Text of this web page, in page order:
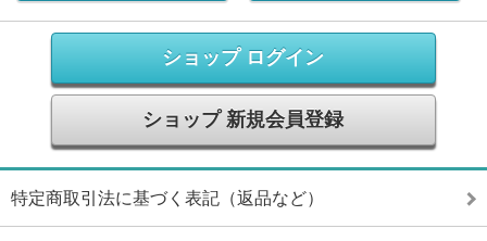
ショップ ログイン
ショップ 新規会員登録
特定商取引法に基づく表記（返品など）